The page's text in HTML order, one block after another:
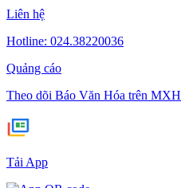
Liên hệ
Hotline: 024.38220036
Quảng cáo
Theo dõi Báo Văn Hóa trên MXH
Tải App